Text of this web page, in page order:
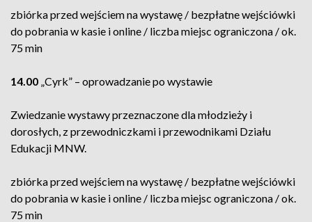
zbiórka przed wejściem na wystawę / bezpłatne wejściówki
do pobrania w kasie i online / liczba miejsc ograniczona / ok.
75 min
14.00 „Cyrk” – oprowadzanie po wystawie
Zwiedzanie wystawy przeznaczone dla młodzieży i
dorosłych, z przewodniczkami i przewodnikami Działu
Edukacji MNW.
zbiórka przed wejściem na wystawę / bezpłatne wejściówki
do pobrania w kasie i online / liczba miejsc ograniczona / ok.
75 min